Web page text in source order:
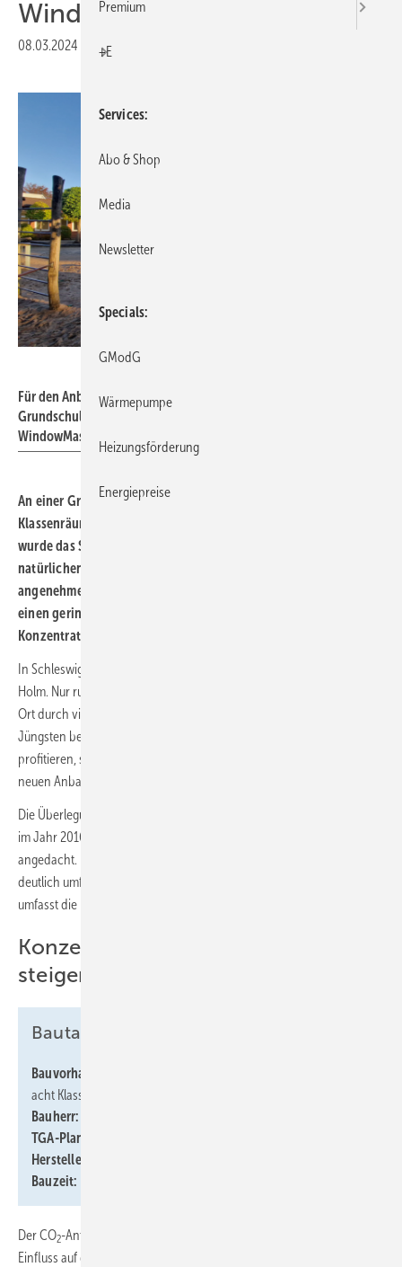
WindowMaster
08.03.2024 Druckvorschau
Für den Anbau mehrerer Klassenräume und einer großen Halle der
Grundschule in Holm kamen Systeme zur natürlichen Lüftung von
WindowMaster zum Einsatz.
An einer Grundschule in Holm wurde ein Neubau mit mehreren
Klassenräumen errichtet. Für eine optimale Lernumgebung
wurde das System NV
natürlichen Lüftung eingesetzt. Es sorgt nicht nur für
angenehme Innenraumtemperaturen, sondern insbesondere für
einen geringen CO
Konzentrationsfähigkeit der Schülerinnen und Schüler.
In Schleswig-Holstein im Kreis Pinneberg liegt die kleine Gemeinde
Holm. Nur rund zehn Kilometer von Hamburg entfernt, besticht der
Ort durch viel Natur; Moore und die Elbmarsch. Damit auch die
Jüngsten beim Lernen von der guten Luftqualität des Ortes
profitieren, setzte die Heinrich-Eschenburg Grundschule bei ihrem
neuen Anbau auf Systeme zur natürlichen Lüftung.
Die Überlegungen zur Erweiterung der Grundschule begannen bereits
im Jahr 2016. Damals waren zwei weitere Räume für die Betreuung
angedacht. Der Anbau für die Schule wurde letztendlich jedoch
deutlich umfangreicher. Sechs Klassenzimmer und eine neue Halle
umfasst die Erweiterung, welche im Sommer 2023 eingeweiht wurde.
Konzentration durch Raumluft
steigern
Bautafel
Bauvorhaben
acht Klassenräumen und einer großen Halle
Bauherr:
TGA-Planung:
Hersteller Lüftungssystem:
Bauzeit:
Der CO2-Anteil in der Raumluft kann einen nicht zu unterschätzenden
Einfluss auf die Leistung der Schüler haben. Das belegen auch
Premium
+E
Services
Abo & Shop
Media
Newsletter
Specials
GModG
Wärmepumpe
Heizungsförderung
Energiepreise